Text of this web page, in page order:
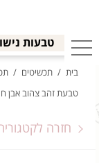
טבעות
בית / תכשיטים /
טבעת זהב צהוב אבן
חזרה